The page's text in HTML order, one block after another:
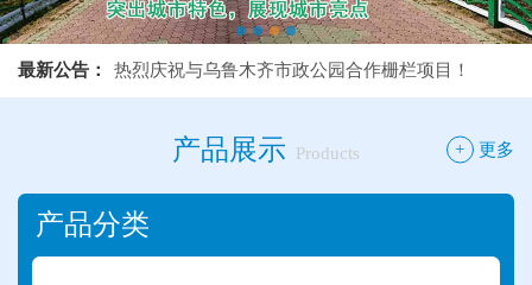
最新公告：
热烈庆祝与乌鲁木齐市政公园合作栅栏项目！
热烈庆祝与乌鲁木齐市政公园合作栅栏项目！
+
更多
产品展示 Products
产品分类